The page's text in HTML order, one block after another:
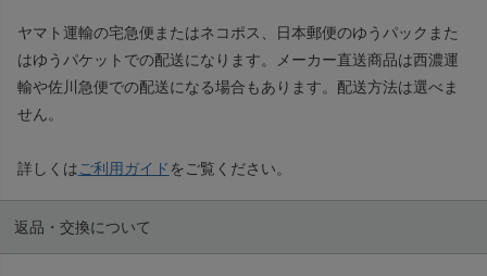
ヤマト運輸の宅急便またはネコポス、日本郵便のゆうパックまた
はゆうパケットでの配送になります。メーカー直送商品は西濃運
輸や佐川急便での配送になる場合もあります。配送方法は選べま
せん。
詳しくはご利用ガイド をご覧ください。
返品・交換について